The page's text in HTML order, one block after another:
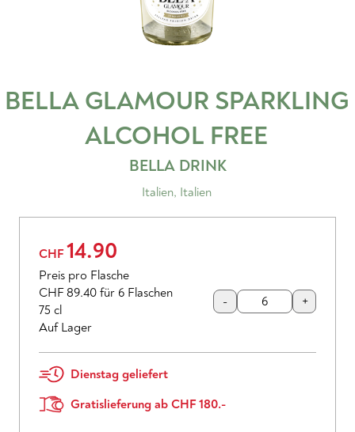
BELLA GLAMOUR SPARKLING
ALCOHOL FREE
BELLA DRINK
Italien, Italien
CHF 14.90
Preis pro Flasche
CHF 89.40 für 6 Flaschen
75 cl
Auf Lager
- +
Dienstag geliefert
Gratislieferung ab CHF 180.-